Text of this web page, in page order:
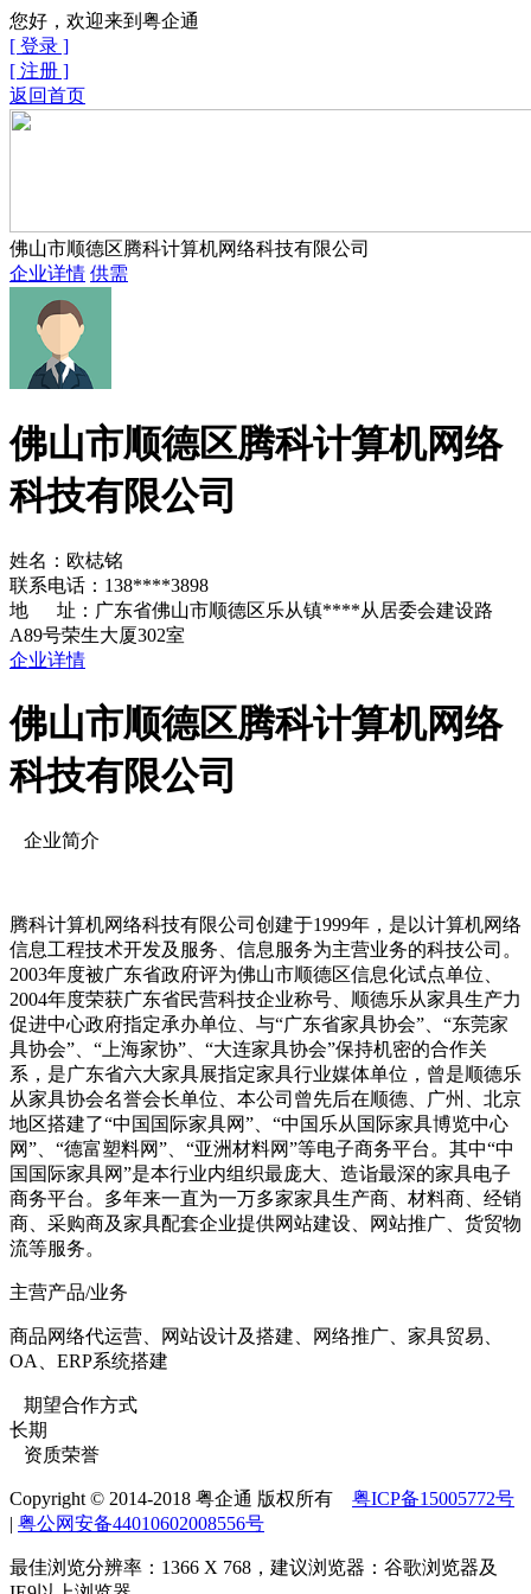
您好，欢迎来到粤企通
[ 登录 ]
[ 注册 ]
返回首页
佛山市顺德区腾科计算机网络科技有限公司
企业详情 供需
佛山市顺德区腾科计算机网络
科技有限公司
姓名：欧梽铭
联系电话：138****3898
地 址：广东省佛山市顺德区乐从镇****从居委会建设路
A89号荣生大厦302室
企业详情
佛山市顺德区腾科计算机网络
科技有限公司
企业简介
腾科计算机网络科技有限公司创建于1999年，是以计算机网络
信息工程技术开发及服务、信息服务为主营业务的科技公司。
2003年度被广东省政府评为佛山市顺德区信息化试点单位、
2004年度荣获广东省民营科技企业称号、顺德乐从家具生产力
促进中心政府指定承办单位、与“广东省家具协会”、“东莞家
具协会”、“上海家协”、“大连家具协会”保持机密的合作关
系，是广东省六大家具展指定家具行业媒体单位，曾是顺德乐
从家具协会名誉会长单位、本公司曾先后在顺德、广州、北京
地区搭建了“中国国际家具网”、“中国乐从国际家具博览中心
网”、“德富塑料网”、“亚洲材料网”等电子商务平台。其中“中
国国际家具网”是本行业内组织最庞大、造诣最深的家具电子
商务平台。多年来一直为一万多家家具生产商、材料商、经销
商、采购商及家具配套企业提供网站建设、网站推广、货贸物
流等服务。
主营产品/业务
商品网络代运营、网站设计及搭建、网络推广、家具贸易、
OA、ERP系统搭建
期望合作方式
长期
资质荣誉
Copyright © 2014-2018 粤企通 版权所有 粤ICP备15005772号
| 粤公网安备44010602008556号
最佳浏览分辨率：1366 X 768，建议浏览器：谷歌浏览器及